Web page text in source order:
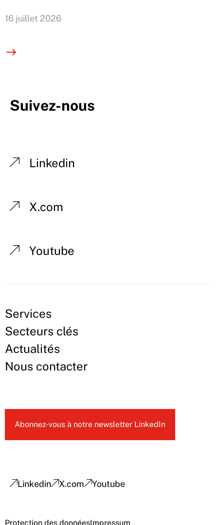
16 juillet 2026
Suivez-nous
Linkedin
X.com
Youtube
Services
Secteurs clés
Actualités
Nous contacter
Abonnez-vous à notre newsletter LinkedIn
Linkedin X.com Youtube
Protection des donnéesImpressum